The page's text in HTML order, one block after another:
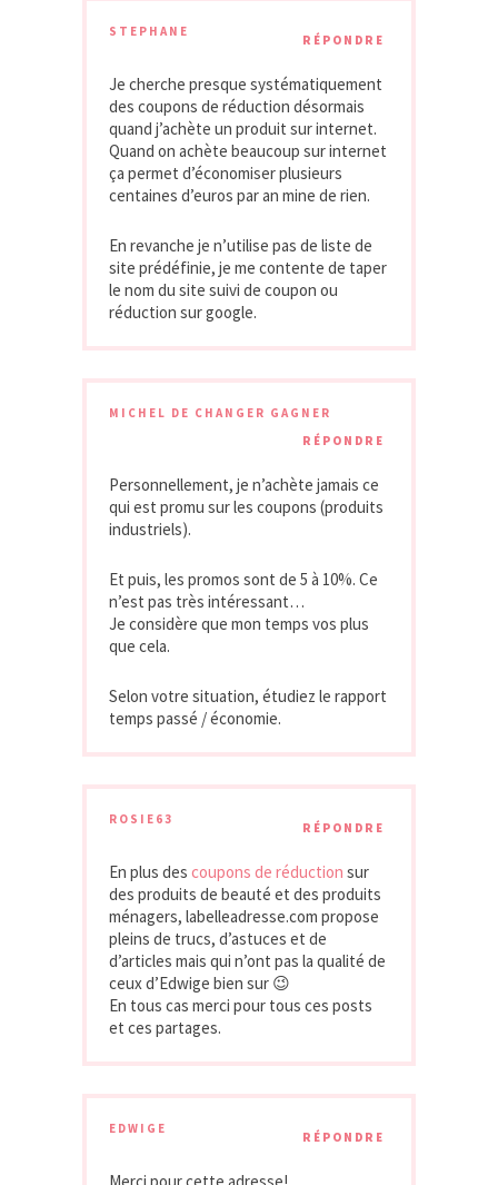
STEPHANE
RÉPONDRE
Je cherche presque systématiquement
des coupons de réduction désormais
quand j’achète un produit sur internet.
Quand on achète beaucoup sur internet
ça permet d’économiser plusieurs
centaines d’euros par an mine de rien.
En revanche je n’utilise pas de liste de
site prédéfinie, je me contente de taper
le nom du site suivi de coupon ou
réduction sur google.
MICHEL DE CHANGER GAGNER
RÉPONDRE
Personnellement, je n’achète jamais ce
qui est promu sur les coupons (produits
industriels).
Et puis, les promos sont de 5 à 10%. Ce
n’est pas très intéressant…
Je considère que mon temps vos plus
que cela.
Selon votre situation, étudiez le rapport
temps passé / économie.
ROSIE63
RÉPONDRE
En plus des coupons de réduction sur
des produits de beauté et des produits
ménagers, labelleadresse.com propose
pleins de trucs, d’astuces et de
d’articles mais qui n’ont pas la qualité de
ceux d’Edwige bien sur 😉
En tous cas merci pour tous ces posts
et ces partages.
EDWIGE
RÉPONDRE